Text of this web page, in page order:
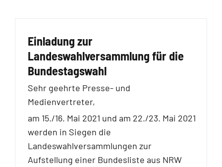
Einladung zur
Landeswahlversammlung für die
Bundestagswahl
Sehr geehrte Presse- und
Medienvertreter,
am 15./16. Mai 2021 und am 22./23. Mai 2021
werden in Siegen die
Landeswahlversammlungen zur
Aufstellung einer Bundesliste aus NRW